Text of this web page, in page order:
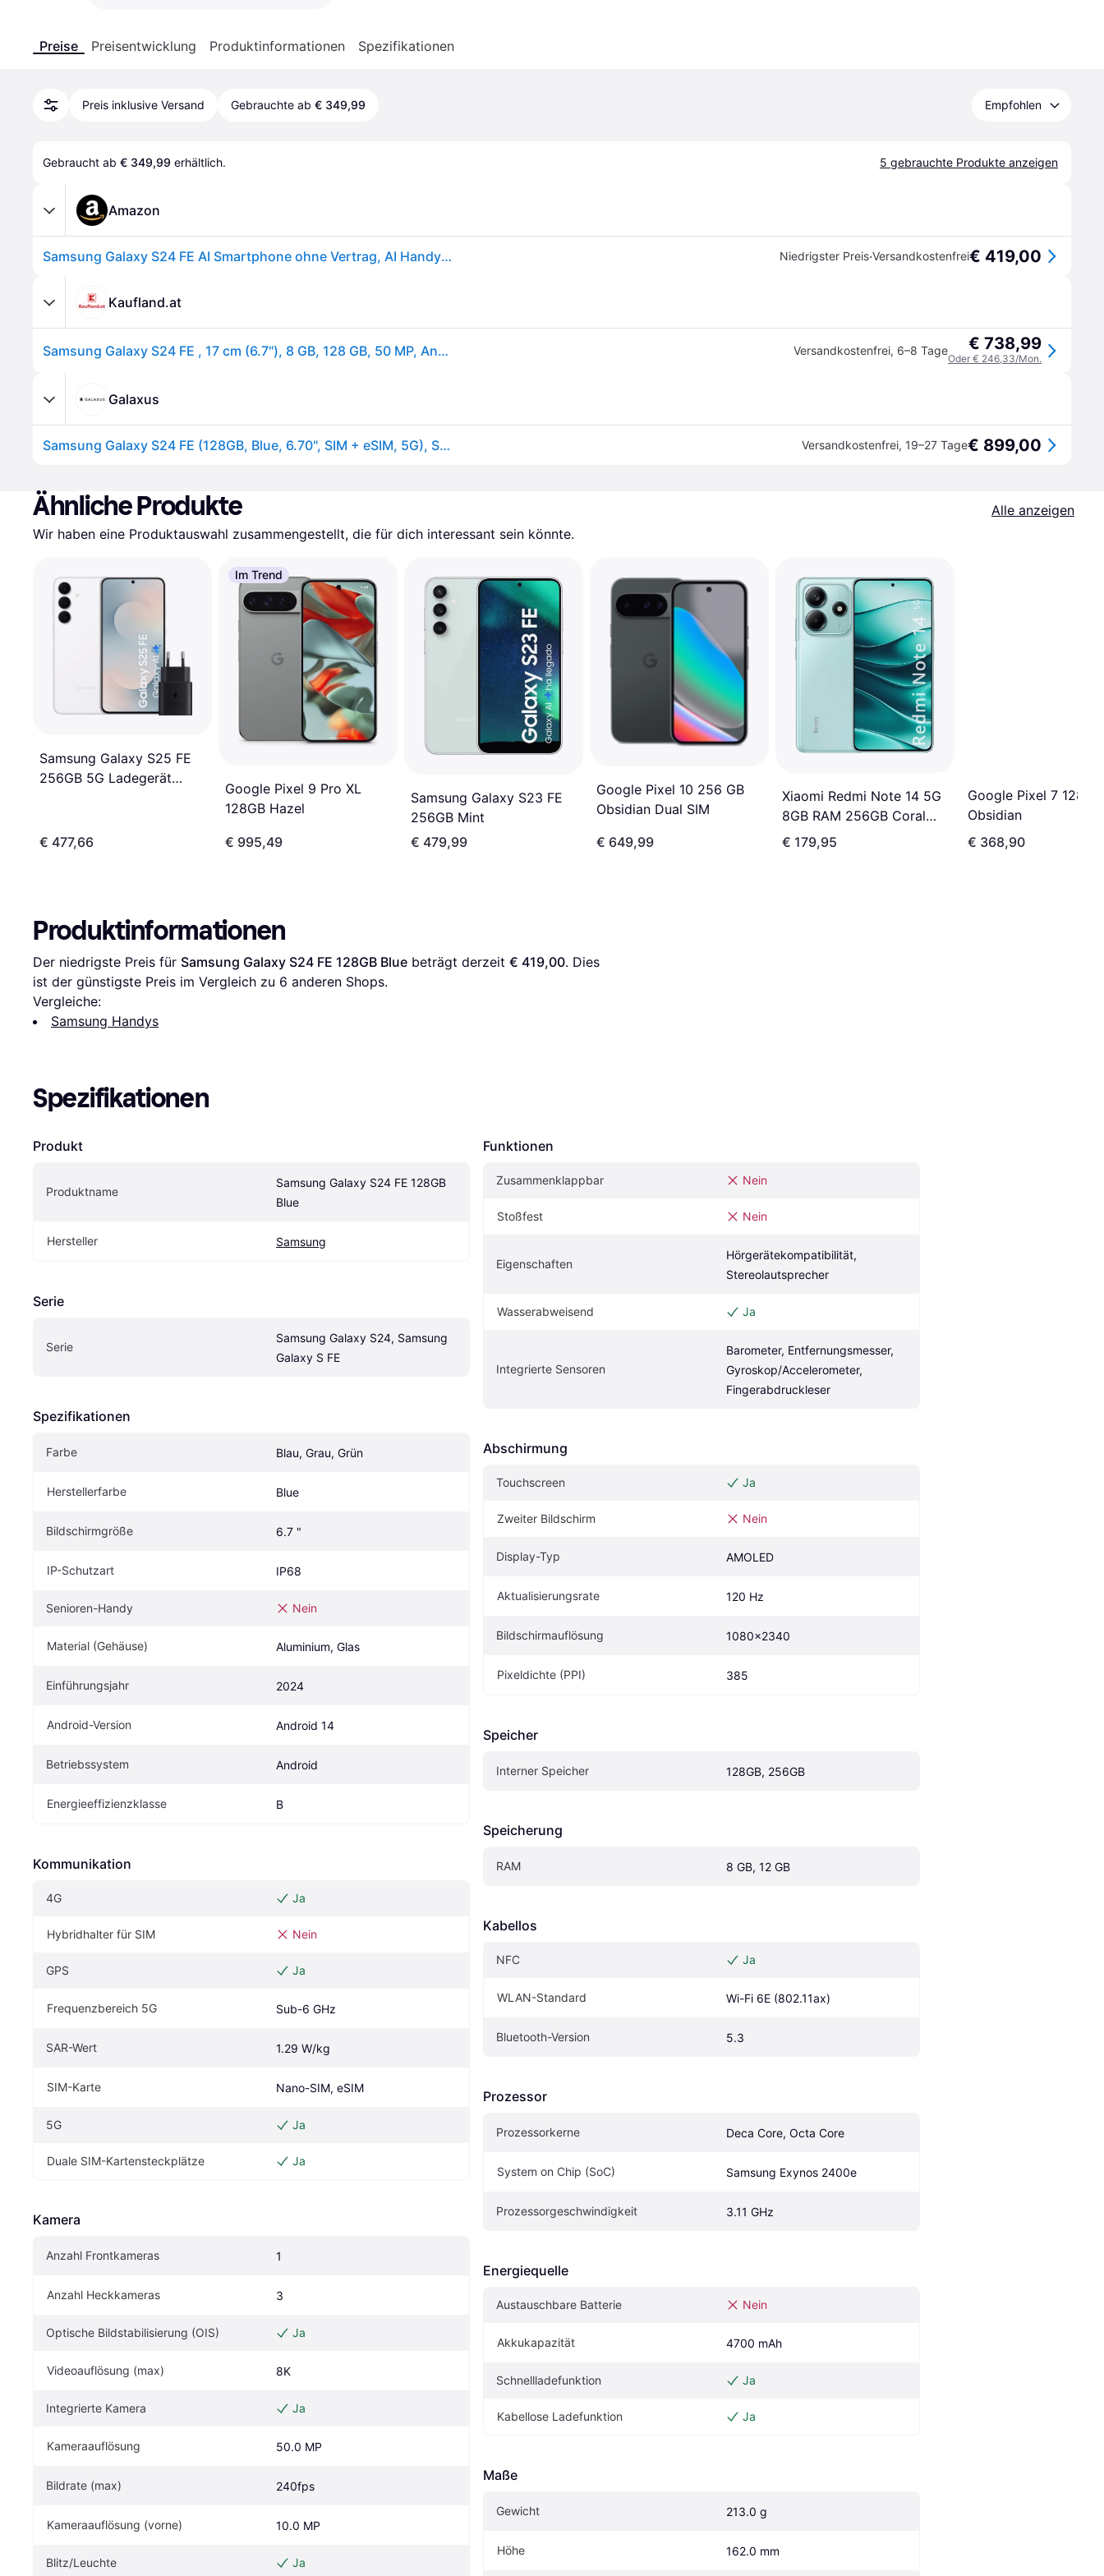
Preise Preisentwicklung Produktinformationen Spezifikationen
Preis inklusive Versand Gebrauchte ab € 349,99 Empfohlen
Gebraucht ab € 349,99 erhältlich. 5 gebrauchte Produkte anzeigen
Amazon
Samsung Galaxy S24 FE AI Smartphone ohne Vertrag, AI Handy mit Android, 8 GB RAM, 128 GB Speicher, 50-MP-Kamera, Lange Akkulaufzeit, Graphite, 36 Monate Herstellergarantie [Exklusiv bei Amazon] Niedrigster Preis·Versandkostenfrei€ 419,00
Kaufland.at
Samsung Galaxy S24 FE , 17 cm (6.7"), 8 GB, 128 GB, 50 MP, Android 14, Gelb Versandkostenfrei, 6–8 Tage € 738,99
Oder € 246,33/Mon.
Galaxus
Samsung Galaxy S24 FE (128GB, Blue, 6.70", SIM + eSIM, 5G), Smartphone, Blau Versandkostenfrei, 19–27 Tage€ 899,00
Ähnliche Produkte
Alle anzeigen
Wir haben eine Produktauswahl zusammengestellt, die für dich interessant sein könnte.
Samsung Galaxy S25 FE
256GB 5G Ladegerät
€ 477,66
Im Trend
Google Pixel 9 Pro XL
128GB Hazel
€ 995,49
Samsung Galaxy S23 FE
256GB Mint
€ 479,99
Google Pixel 10 256 GB
Obsidian Dual SIM
€ 649,99
Xiaomi Redmi Note 14 5G
8GB RAM 256GB Coral
Green
€ 179,95
Google Pixel 7 128GB
Obsidian
€ 368,90
Produktinformationen
Der niedrigste Preis für Samsung Galaxy S24 FE 128GB Blue beträgt derzeit € 419,00. Dies
ist der günstigste Preis im Vergleich zu 6 anderen Shops.
Vergleiche:
Samsung Handys
Spezifikationen
Produkt
Produktname
Samsung Galaxy S24 FE 128GB
Blue
Hersteller Samsung
Serie
Serie
Samsung Galaxy S24, Samsung
Galaxy S FE
Spezifikationen
Farbe Blau, Grau, Grün
Herstellerfarbe Blue
Bildschirmgröße 6.7 "
IP-Schutzart IP68
Senioren-Handy Nein
Material (Gehäuse) Aluminium, Glas
Einführungsjahr 2024
Android-Version Android 14
Betriebssystem Android
Energieeffizienzklasse B
Kommunikation
4G Ja
Hybridhalter für SIM Nein
GPS Ja
Frequenzbereich 5G Sub-6 GHz
SAR-Wert 1.29 W/kg
SIM-Karte Nano-SIM, eSIM
5G Ja
Duale SIM-Kartensteckplätze Ja
Kamera
Anzahl Frontkameras 1
Anzahl Heckkameras 3
Optische Bildstabilisierung (OIS) Ja
Videoauflösung (max) 8K
Integrierte Kamera Ja
Kameraauflösung 50.0 MP
Bildrate (max) 240fps
Kameraauflösung (vorne) 10.0 MP
Blitz/Leuchte Ja
Funktionen
Zusammenklappbar Nein
Stoßfest Nein
Eigenschaften
Hörgerätekompatibilität,
Stereolautsprecher
Wasserabweisend Ja
Integrierte Sensoren
Barometer, Entfernungsmesser,
Gyroskop/Accelerometer,
Fingerabdruckleser
Abschirmung
Touchscreen Ja
Zweiter Bildschirm Nein
Display-Typ AMOLED
Aktualisierungsrate 120 Hz
Bildschirmauflösung 1080x2340
Pixeldichte (PPI) 385
Speicher
Interner Speicher 128GB, 256GB
Speicherung
RAM 8 GB, 12 GB
Kabellos
NFC Ja
WLAN-Standard Wi-Fi 6E (802.11ax)
Bluetooth-Version 5.3
Prozessor
Prozessorkerne Deca Core, Octa Core
System on Chip (SoC) Samsung Exynos 2400e
Prozessorgeschwindigkeit 3.11 GHz
Energiequelle
Austauschbare Batterie Nein
Akkukapazität 4700 mAh
Schnellladefunktion Ja
Kabellose Ladefunktion Ja
Maße
Gewicht 213.0 g
Höhe 162.0 mm